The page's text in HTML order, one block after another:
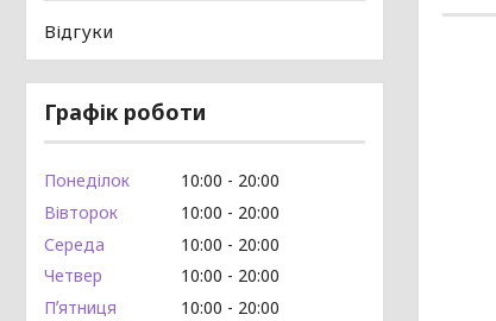
Відгуки
Графік роботи
Понеділок 10:00
20:00
Вівторок
10:00
20:00
Середа
10:00
20:00
Четвер
10:00
20:00
Пʼятниця
10:00
20:00